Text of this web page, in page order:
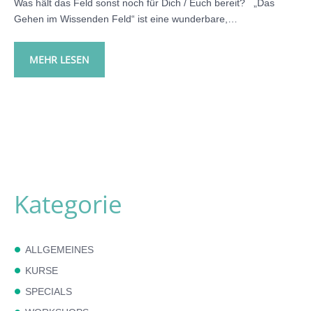
Was hält das Feld sonst noch für Dich / Euch bereit? „Das
Gehen im Wissenden Feld“ ist eine wunderbare,…
MEHR LESEN
Kategorie
ALLGEMEINES
KURSE
SPECIALS